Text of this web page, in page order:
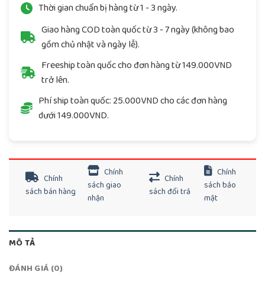
Thời gian chuẩn bị hàng từ 1 - 3 ngày.
Giao hàng COD toàn quốc từ 3 - 7 ngày (không bao
gồm chủ nhật và ngày lễ).
Freeship toàn quốc cho đơn hàng từ 149.000VND
trở lên.
Phí ship toàn quốc: 25.000VND cho các đơn hàng
dưới 149.000VND.
Chính
sách bán hàng
Chính
sách giao
nhận
Chính
sách đổi trả
Chính
sách bảo
mật
MÔ TẢ
ĐÁNH GIÁ (0)